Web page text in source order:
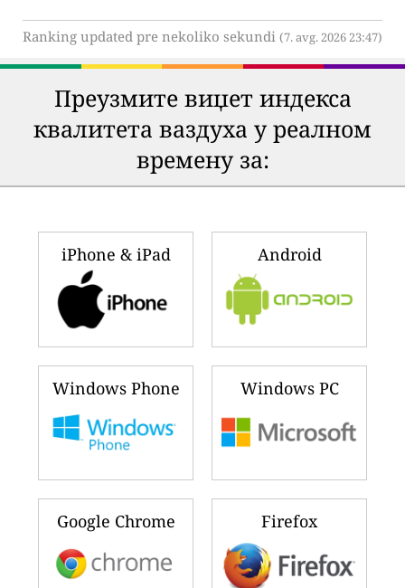
Ranking updated pre nekoliko sekundi (7. avg. 2026 23:47)
Преузмите виџет индекса
квалитета ваздуха у реалном
времену за:
iPhone & iPad Android
Windows Phone Windows PC
Google Chrome Firefox